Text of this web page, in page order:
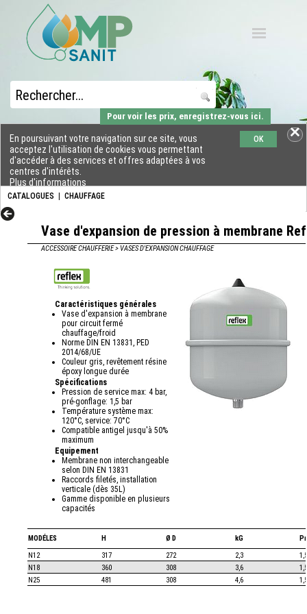
CATALOGUES CHAUFFAGE
En poursuivant votre navigation sur ce site, vous
acceptez l'utilisation de cookies vous permettant
d'accéder à des services et offres adaptées à vos
centres d'intérêts.
Plus d'informations
OK
Pour voir les prix, enregistrez-vous ici.